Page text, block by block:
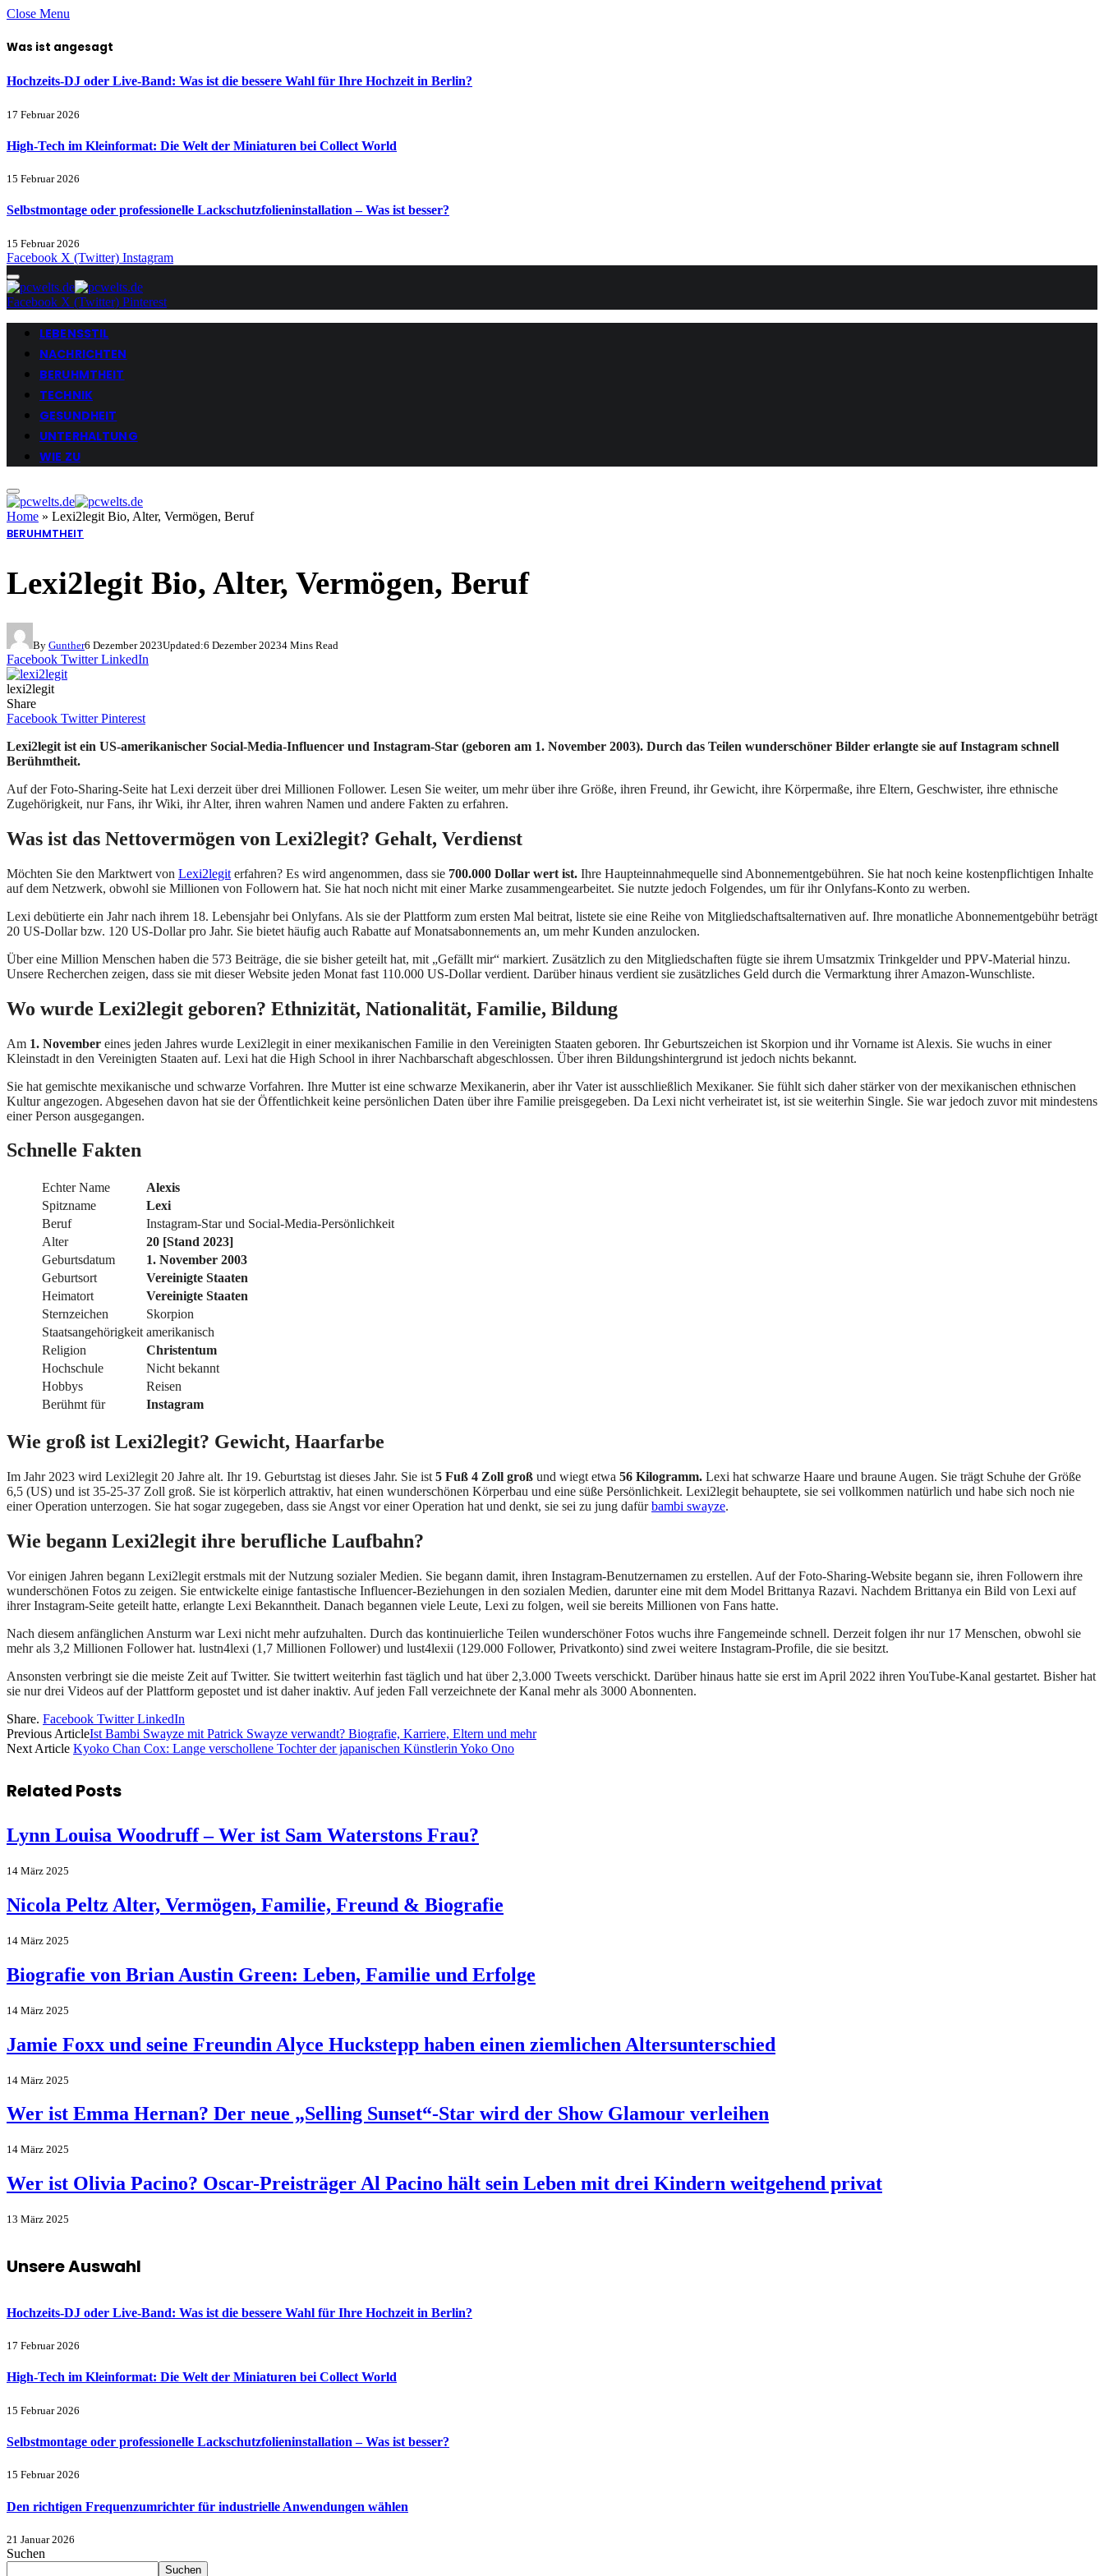
Close Menu
Was ist angesagt
Hochzeits-DJ oder Live-Band: Was ist die bessere Wahl für Ihre Hochzeit in Berlin?
17 Februar 2026
High-Tech im Kleinformat: Die Welt der Miniaturen bei Collect World
15 Februar 2026
Selbstmontage oder professionelle Lackschutzfolieninstallation – Was ist besser?
15 Februar 2026
Facebook X (Twitter) Instagram
Facebook X (Twitter) Pinterest
LEBENSSTIL
NACHRICHTEN
BERUHMTHEIT
TECHNIK
GESUNDHEIT
UNTERHALTUNG
WIE ZU
Home » Lexi2legit Bio, Alter, Vermögen, Beruf
BERUHMTHEIT
Lexi2legit Bio, Alter, Vermögen, Beruf
By Gunther6 Dezember 2023Updated:6 Dezember 20234 Mins Read
Facebook Twitter LinkedIn
lexi2legit
Share
Facebook Twitter Pinterest
Lexi2legit ist ein US-amerikanischer Social-Media-Influencer und Instagram-Star (geboren am 1. November 2003). Durch das Teilen wunderschöner Bilder erlangte sie auf Instagram schnell
Berühmtheit.
Auf der Foto-Sharing-Seite hat Lexi derzeit über drei Millionen Follower. Lesen Sie weiter, um mehr über ihre Größe, ihren Freund, ihr Gewicht, ihre Körpermaße, ihre Eltern, Geschwister, ihre ethnische
Zugehörigkeit, nur Fans, ihr Wiki, ihr Alter, ihren wahren Namen und andere Fakten zu erfahren.
Was ist das Nettovermögen von Lexi2legit? Gehalt, Verdienst
Möchten Sie den Marktwert von Lexi2legit erfahren? Es wird angenommen, dass sie 700.000 Dollar wert ist. Ihre Haupteinnahmequelle sind Abonnementgebühren. Sie hat noch keine kostenpflichtigen Inhalte
auf dem Netzwerk, obwohl sie Millionen von Followern hat. Sie hat noch nicht mit einer Marke zusammengearbeitet. Sie nutzte jedoch Folgendes, um für ihr Onlyfans-Konto zu werben.
Lexi debütierte ein Jahr nach ihrem 18. Lebensjahr bei Onlyfans. Als sie der Plattform zum ersten Mal beitrat, listete sie eine Reihe von Mitgliedschaftsalternativen auf. Ihre monatliche Abonnementgebühr beträgt
20 US-Dollar bzw. 120 US-Dollar pro Jahr. Sie bietet häufig auch Rabatte auf Monatsabonnements an, um mehr Kunden anzulocken.
Über eine Million Menschen haben die 573 Beiträge, die sie bisher geteilt hat, mit „Gefällt mir“ markiert. Zusätzlich zu den Mitgliedschaften fügte sie ihrem Umsatzmix Trinkgelder und PPV-Material hinzu.
Unsere Recherchen zeigen, dass sie mit dieser Website jeden Monat fast 110.000 US-Dollar verdient. Darüber hinaus verdient sie zusätzliches Geld durch die Vermarktung ihrer Amazon-Wunschliste.
Wo wurde Lexi2legit geboren? Ethnizität, Nationalität, Familie, Bildung
Am 1. November eines jeden Jahres wurde Lexi2legit in einer mexikanischen Familie in den Vereinigten Staaten geboren. Ihr Geburtszeichen ist Skorpion und ihr Vorname ist Alexis. Sie wuchs in einer
Kleinstadt in den Vereinigten Staaten auf. Lexi hat die High School in ihrer Nachbarschaft abgeschlossen. Über ihren Bildungshintergrund ist jedoch nichts bekannt.
Sie hat gemischte mexikanische und schwarze Vorfahren. Ihre Mutter ist eine schwarze Mexikanerin, aber ihr Vater ist ausschließlich Mexikaner. Sie fühlt sich daher stärker von der mexikanischen ethnischen
Kultur angezogen. Abgesehen davon hat sie der Öffentlichkeit keine persönlichen Daten über ihre Familie preisgegeben. Da Lexi nicht verheiratet ist, ist sie weiterhin Single. Sie war jedoch zuvor mit mindestens
einer Person ausgegangen.
Schnelle Fakten
Echter Name
Alexis
Spitzname
Lexi
Beruf
Instagram-Star und Social-Media-Persönlichkeit
Alter
20 [Stand 2023]
Geburtsdatum
1. November 2003
Geburtsort
Vereinigte Staaten
Heimatort
Vereinigte Staaten
Sternzeichen
Skorpion
Staatsangehörigkeit amerikanisch
Religion
Christentum
Hochschule
Nicht bekannt
Hobbys
Reisen
Berühmt für
Instagram
Wie groß ist Lexi2legit? Gewicht, Haarfarbe
Im Jahr 2023 wird Lexi2legit 20 Jahre alt. Ihr 19. Geburtstag ist dieses Jahr. Sie ist 5 Fuß 4 Zoll groß und wiegt etwa 56 Kilogramm. Lexi hat schwarze Haare und braune Augen. Sie trägt Schuhe der Größe
6,5 (US) und ist 35-25-37 Zoll groß. Sie ist körperlich attraktiv, hat einen wunderschönen Körperbau und eine süße Persönlichkeit. Lexi2legit behauptete, sie sei vollkommen natürlich und habe sich noch nie
einer Operation unterzogen. Sie hat sogar zugegeben, dass sie Angst vor einer Operation hat und denkt, sie sei zu jung dafürbambi swayze.
Wie begann Lexi2legit ihre berufliche Laufbahn?
Vor einigen Jahren begann Lexi2legit erstmals mit der Nutzung sozialer Medien. Sie begann damit, ihren Instagram-Benutzernamen zu erstellen. Auf der Foto-Sharing-Website begann sie, ihren Followern ihre
wunderschönen Fotos zu zeigen. Sie entwickelte einige fantastische Influencer-Beziehungen in den sozialen Medien, darunter eine mit dem Model Brittanya Razavi. Nachdem Brittanya ein Bild von Lexi auf
ihrer Instagram-Seite geteilt hatte, erlangte Lexi Bekanntheit. Danach begannen viele Leute, Lexi zu folgen, weil sie bereits Millionen von Fans hatte.
Nach diesem anfänglichen Ansturm war Lexi nicht mehr aufzuhalten. Durch das kontinuierliche Teilen wunderschöner Fotos wuchs ihre Fangemeinde schnell. Derzeit folgen ihr nur 17 Menschen, obwohl sie
mehr als 3,2 Millionen Follower hat. lustn4lexi (1,7 Millionen Follower) und lust4lexii (129.000 Follower, Privatkonto) sind zwei weitere Instagram-Profile, die sie besitzt.
Ansonsten verbringt sie die meiste Zeit auf Twitter. Sie twittert weiterhin fast täglich und hat über 2,3.000 Tweets verschickt. Darüber hinaus hatte sie erst im April 2022 ihren YouTube-Kanal gestartet. Bisher hat
sie nur drei Videos auf der Plattform gepostet und ist daher inaktiv. Auf jeden Fall verzeichnete der Kanal mehr als 3000 Abonnenten.
Share. Facebook Twitter LinkedIn
Previous ArticleIst Bambi Swayze mit Patrick Swayze verwandt? Biografie, Karriere, Eltern und mehr
Next Article Kyoko Chan Cox: Lange verschollene Tochter der japanischen Künstlerin Yoko Ono
Related Posts
Lynn Louisa Woodruff – Wer ist Sam Waterstons Frau?
14 März 2025
Nicola Peltz Alter, Vermögen, Familie, Freund & Biografie
14 März 2025
Biografie von Brian Austin Green: Leben, Familie und Erfolge
14 März 2025
Jamie Foxx und seine Freundin Alyce Huckstepp haben einen ziemlichen Altersunterschied
14 März 2025
Wer ist Emma Hernan? Der neue „Selling Sunset“-Star wird der Show Glamour verleihen
14 März 2025
Wer ist Olivia Pacino? Oscar-Preisträger Al Pacino hält sein Leben mit drei Kindern weitgehend privat
13 März 2025
Unsere Auswahl
Hochzeits-DJ oder Live-Band: Was ist die bessere Wahl für Ihre Hochzeit in Berlin?
17 Februar 2026
High-Tech im Kleinformat: Die Welt der Miniaturen bei Collect World
15 Februar 2026
Selbstmontage oder professionelle Lackschutzfolieninstallation – Was ist besser?
15 Februar 2026
Den richtigen Frequenzumrichter für industrielle Anwendungen wählen
21 Januar 2026
Suchen
Suchen